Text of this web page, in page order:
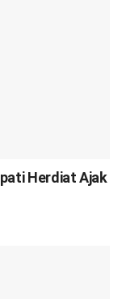
Herdiat Ajak